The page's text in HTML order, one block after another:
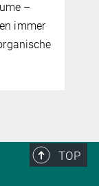
–
immer
TOP